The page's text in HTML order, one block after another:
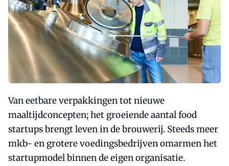
Van eetbare verpakkingen tot nieuwe
maaltijdconcepten; het groeiende aantal food
startups brengt leven in de brouwerij. Steeds meer
mkb- en grotere voedingsbedrijven omarmen het
startupmodel binnen de eigen organisatie.